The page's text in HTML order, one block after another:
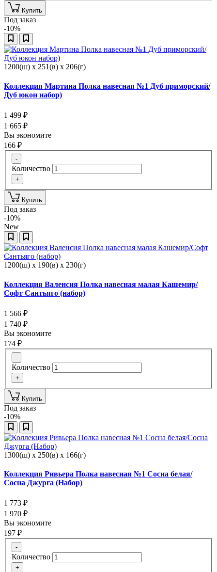
Купить
Под заказ
-10%
1200(ш) x 251(в) x 206(г)
Коллекция Мартина Полка навесная №1 Дуб приморский/
Дуб юкон набор)
1 499 ₽
1 665 ₽
Вы экономите
166 ₽
-
Количество
+
Купить
Под заказ
-10%
New
1200(ш) x 190(в) x 230(г)
Коллекция Валенсия Полка навесная малая Кашемир/
Софт Сантьяго (набор)
1 566 ₽
1 740 ₽
Вы экономите
174 ₽
-
Количество
+
Купить
Под заказ
-10%
1300(ш) x 250(в) x 166(г)
Коллекция Ривьера Полка навесная №1 Сосна белая/
Сосна Джурга (Набор)
1 773 ₽
1 970 ₽
Вы экономите
197 ₽
-
Количество
+